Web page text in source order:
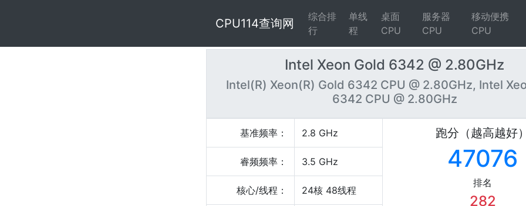
CPU114查询网
综合排
行
单线
程
桌面
CPU
服务器
CPU
移动便携
CPU
Intel Xeon Gold 6342 @ 2.80GHz
Intel(R) Xeon(R) Gold 6342 CPU @ 2.80GHz, Intel
6342 CPU @ 2.80GHz
基准频率： 2.8 GHz 跑分（越高越好
47076
排名
282
睿频频率： 3.5 GHz
核心/线程： 24核 48线程